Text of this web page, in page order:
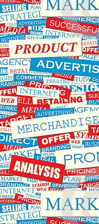
دی
ماه
افزایش
خواهد
یافت
را
روی
پنل
ثبت
نمایند